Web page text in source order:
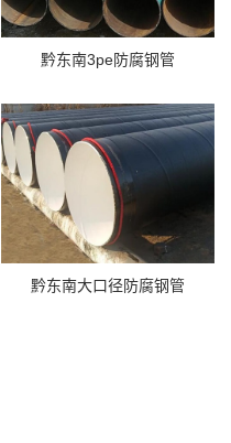
黔东南3pe防腐钢管
黔东南大口径防腐钢管